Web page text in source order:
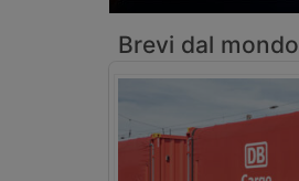
Brevi dal mondo